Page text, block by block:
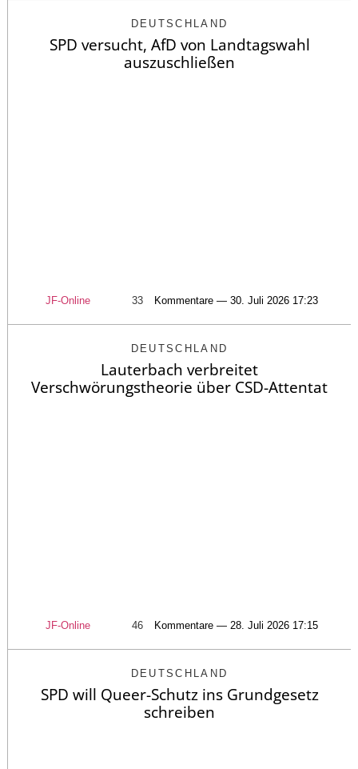
DEUTSCHLAND
SPD versucht, AfD von Landtagswahl
auszuschließen
JF-Online 33 Kommentare — 30. Juli 2026 17:23
DEUTSCHLAND
Lauterbach verbreitet
Verschwörungstheorie über CSD-Attentat
JF-Online 46 Kommentare — 28. Juli 2026 17:15
DEUTSCHLAND
SPD will Queer-Schutz ins Grundgesetz
schreiben